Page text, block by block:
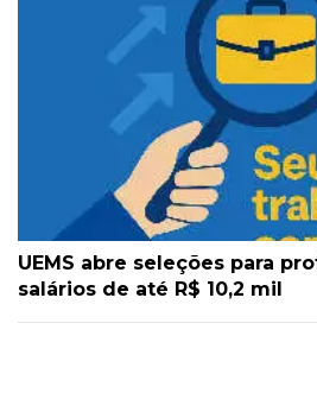
UEMS abre seleções para
salários de até R$ 10,2 mil